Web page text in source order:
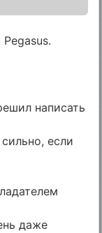
написать
если
даже